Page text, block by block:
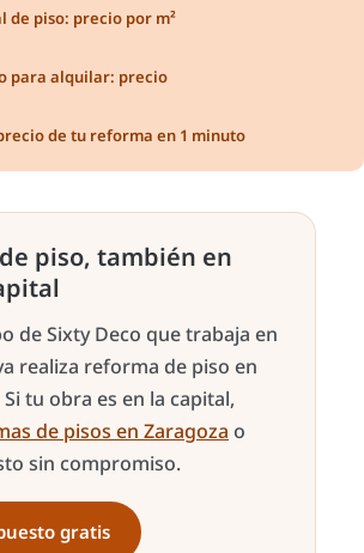
de piso: precio por m²
para alquilar: precio
de tu reforma en 1 minuto
piso, también en
de Sixty Deco que trabaja en
realiza reforma de piso en
tu obra es en la capital,
de pisos en Zaragoza o
sin compromiso.
gratis